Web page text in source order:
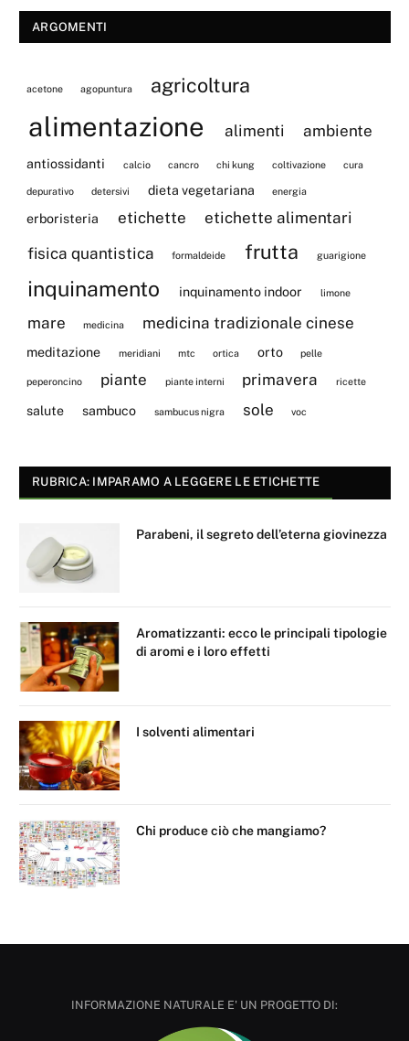
ARGOMENTI
acetone agopuntura agricoltura
alimentazione alimenti ambiente
antiossidanti calcio cancro chi kung coltivazione cura
depurativo detersivi dieta vegetariana energia
erboristeria etichette
etichette alimentari
fisica quantistica
formaldeide frutta guarigione
inquinamento inquinamento indoor limone
mare medicina medicina tradizionale cinese
meditazione meridiani mtc ortica orto pelle
peperoncino piante piante interni primavera ricette
salute sambuco sambucus nigra sole voc
RUBRICA: IMPARAMO A LEGGERE LE ETICHETTE
Parabeni, il segreto dell’eterna giovinezza
Aromatizzanti: ecco le principali tipologie
di aromi e i loro effetti
I solventi alimentari
Chi produce ciò che mangiamo?
INFORMAZIONE NATURALE E' UN PROGETTO DI: